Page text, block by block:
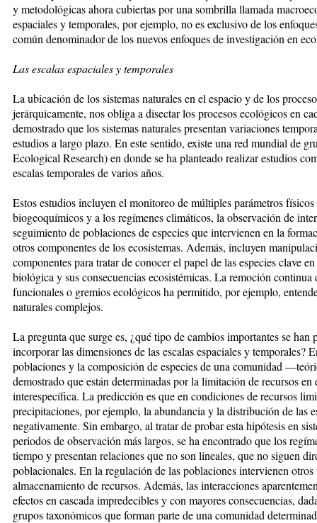
y metodológicas ahora cubiertas por una sombrilla llamada
espaciales y temporales, por ejemplo, no es exclusivo de los
común denominador de los nuevos enfoques de investigación en
Las escalas espaciales y temporales
La ubicación de los sistemas naturales en el espacio y de los
jerárquicamente, nos obliga a disectar los procesos ecológicos en
demostrado que los sistemas naturales presentan variaciones
estudios a largo plazo. En este sentido, existe una red mundial de
Ecological Research) en donde se ha planteado realizar estudios
escalas temporales de varios años.
Estos estudios incluyen el monitoreo de múltiples parámetros físicos
biogeoquímicos y a los regímenes climáticos, la observación de
seguimiento de poblaciones de especies que intervienen en la
otros componentes de los ecosistemas. Además, incluyen
componentes para tratar de conocer el papel de las especies clave
biológica y sus consecuencias ecosistémicas. La remoción continua
funcionales o gremios ecológicos ha permitido, por ejemplo,
naturales complejos.
La pregunta que surge es, ¿qué tipo de cambios importantes se
incorporar las dimensiones de las escalas espaciales y temporales?
poblaciones y la composición de especies de una comunidad
demostrado que están determinadas por la limitación de recursos
interespecífica. La predicción es que en condiciones de recursos
precipitaciones, por ejemplo, la abundancia y la distribución de las
negativamente. Sin embargo, al tratar de probar esta hipótesis en
periodos de observación más largos, se ha encontrado que los
tiempo y presentan relaciones que no son lineales, que no siguen
poblacionales. En la regulación de las poblaciones intervienen
almacenamiento de recursos. Además, las interacciones
efectos en cascada impredecibles y con mayores consecuencias,
grupos taxonómicos que forman parte de una comunidad